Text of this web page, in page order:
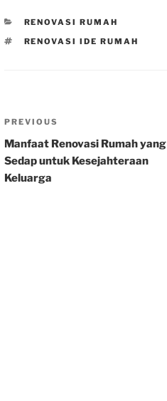
CATEGORIES
RENOVASI RUMAH
TAGS
RENOVASI IDE RUMAH
Post
navigation
Previous
Post
PREVIOUS
Manfaat Renovasi Rumah yang
Sedap untuk Kesejahteraan
Keluarga